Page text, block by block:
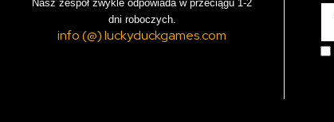
Nasz zespół zwykle odpowiada w przeciągu 1-2
dni roboczych.
info (@) luckyduckgames.com